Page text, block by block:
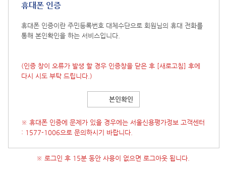
휴대폰 인증
휴대폰 인증이란 주민등록번호 대체수단으로 회원님의 휴대 전화를
통해 본인확인을 하는 서비스입니다.
(인증 창이 오류가 발생 할 경우 인증창을 닫은 후 [새로고침] 후에
다시 시도 부탁 드립니다.)
본인확인
※ 휴대폰 인증에 문제가 있을 경우에는 서울신용평가정보 고객센터
: 1577-1006으로 문의하시기 바랍니다.
※ 로그인 후 15분 동안 사용이 없으면 로그아웃 됩니다.